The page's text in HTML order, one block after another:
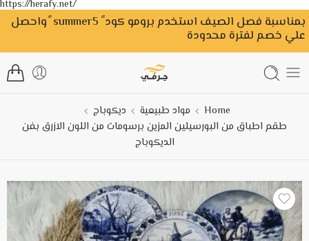
https://herafy.net/
بمناسبة فصل الصيف استخدم برومو كود ً summer5 ًواحصل
علي خصم لفترة محدودة
Home مواد طبيعية
ديكوباج
طقم اطباق من البورسيلين المزين برسومات من اللون الازرق بفن
الديكوباج